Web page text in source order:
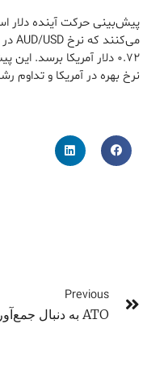
پیش‌بینی حرکت آینده دلار
۰.۷۲ دلار آمریکا برسد.
نرخ بهره در آمریکا و تداوم
Previous